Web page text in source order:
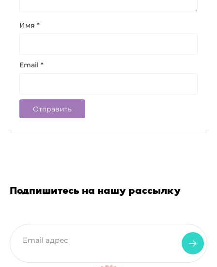
Имя *
Email *
Подпишитесь на нашу рассылку